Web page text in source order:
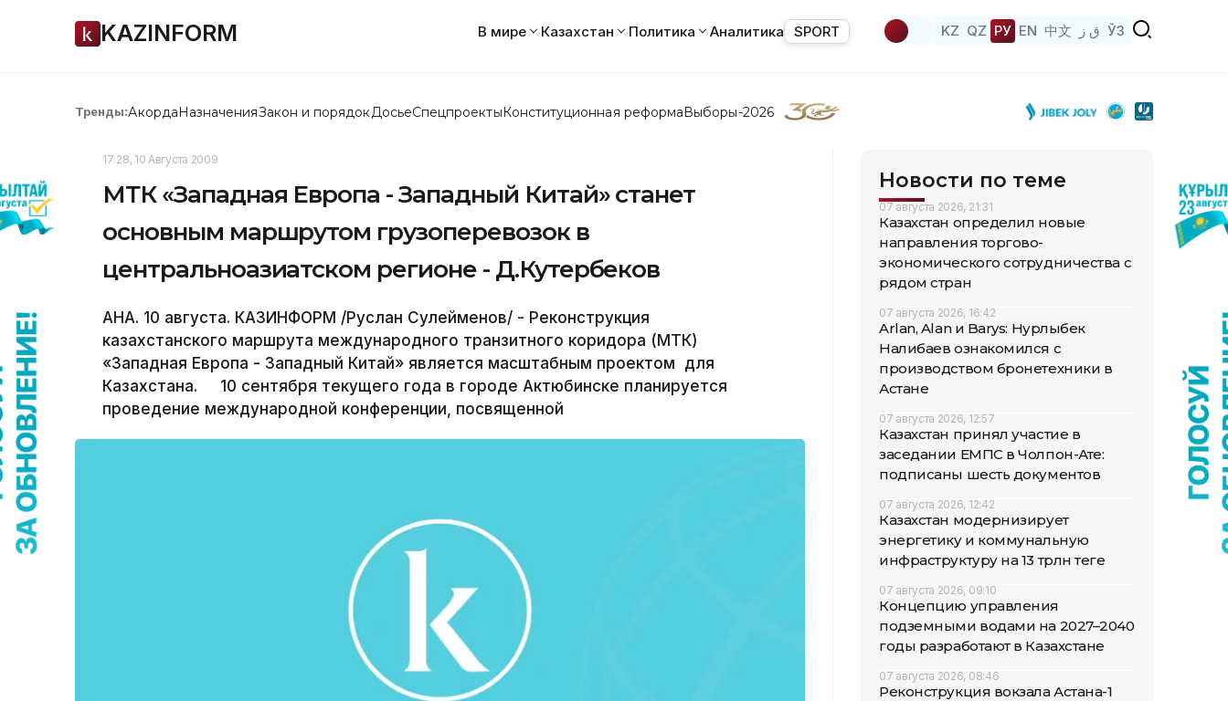
KAZINFORM В мире Казахстан Политика Аналитика SPORT KZ QZ РУ EN 中文 ق ز ЎЗ
Тренды:АкордаНазначенияЗакон и порядок ДосьеСпецпроектыКонституционная реформаВыборы-2026
17:28, 10 Августа 2009
МТК «Западная Европа - Западный Китай» станет
основным маршрутом грузоперевозок в
центральноазиатском регионе - Д.Кутербеков
АНА. 10 августа. КАЗИНФОРМ /Руслан Сулейменов/ - Реконструкция
казахстанского маршрута международного транзитного коридора (МТК)
«Западная Европа - Западный Китай» является масштабным проектом для
Казахстана. 10 сентября текущего года в городе Актюбинске планируется
проведение международной конференции, посвященной
Новости по теме
07 августа 2026, 21:31
Казахстан определил новые
направления торгово-
экономического сотрудничества с
рядом стран
07 августа 2026, 16:42
Arlan, Alan и Barys: Нурлыбек
Налибаев ознакомился с
производством бронетехники в
Астане
07 августа 2026, 12:57
Казахстан принял участие в
заседании ЕМПС в Чолпон-Ате:
подписаны шесть документов
07 августа 2026, 12:42
Казахстан модернизирует
энергетику и коммунальную
инфраструктуру на 13 трлн теңге
07 августа 2026, 09:10
Концепцию управления
подземными водами на 2027–2040
годы разработают в Казахстане
07 августа 2026, 08:46
Реконструкция вокзала Астана-1